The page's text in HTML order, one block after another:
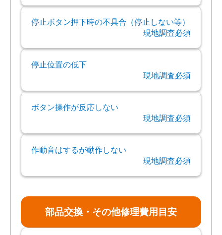
停止ボタン押下時の不具合（停止しない等）
現地調査必須
停止位置の低下
現地調査必須
ボタン操作が反応しない
現地調査必須
作動音はするが動作しない
現地調査必須
部品交換・その他修理費用目安